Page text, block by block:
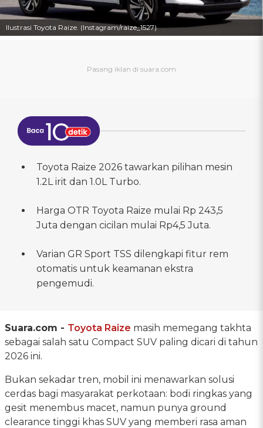
Ilustrasi Toyota Raize. (Instagram/raize_1527)
Toyota Raize 2026 tawarkan pilihan mesin
1.2L irit dan 1.0L Turbo.
Harga OTR Toyota Raize mulai Rp 243,5
Juta dengan cicilan mulai Rp4,5 Juta.
Varian GR Sport TSS dilengkapi fitur rem
otomatis untuk keamanan ekstra
pengemudi.
Suara.com - Toyota Raize masih memegang takhta
sebagai salah satu Compact SUV paling dicari di tahun
2026 ini.
Bukan sekadar tren, mobil ini menawarkan solusi
cerdas bagi masyarakat perkotaan: bodi ringkas yang
gesit menembus macet, namun punya ground
clearance tinggi khas SUV yang memberi rasa aman